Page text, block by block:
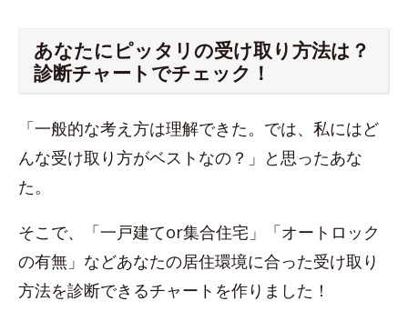
あなたにピッタリの受け取り方法は？
診断チャートでチェック！
「一般的な考え方は理解できた。では、私にはど
んな受け取り方がベストなの？」と思ったあな
た。
そこで、「一戸建てor集合住宅」「オートロック
の有無」などあなたの居住環境に合った受け取り
方法を診断できるチャートを作りました！